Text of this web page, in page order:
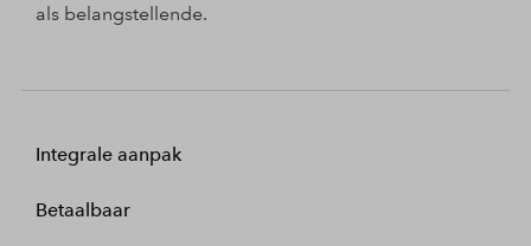
als belangstellende.
Integrale aanpak
Betaalbaar